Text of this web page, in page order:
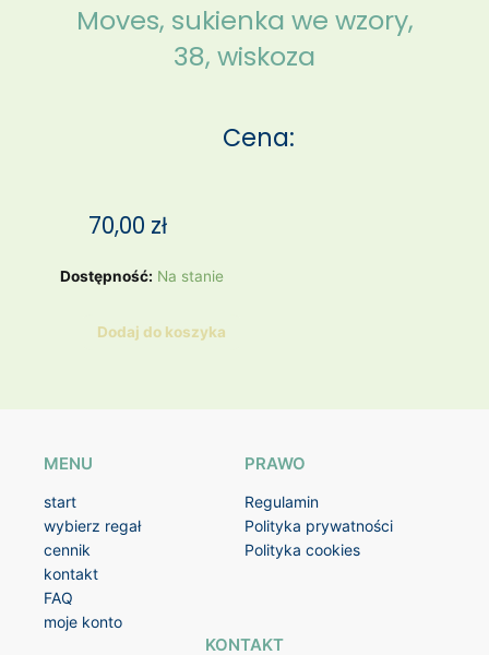
Moves, sukienka we wzory,
38, wiskoza
Cena:
70,00 zł
Dostępność: Na stanie
ilość
sukienkaDodaj do koszyka
MENU
start
wybierz regał
cennik
kontakt
FAQ
moje konto
PRAWO
Regulamin
Polityka prywatności
Polityka cookies
KONTAKT